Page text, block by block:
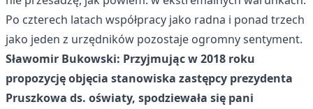
Po czterech latach współpracy jako radna i ponad trzech
jako jeden z urzędników pozostaje ogromny sentyment.
Sławomir Bukowski: Przyjmując w 2018 roku
propozycję objęcia stanowiska zastępcy prezydenta
Pruszkowa ds. oświaty, spodziewała się pani